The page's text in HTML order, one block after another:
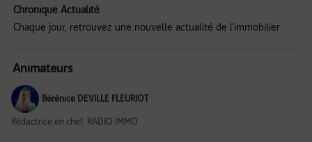
Chronique Actualité
Chaque jour, retrouvez une nouvelle actualité de l'immobilier
Animateurs
Bérénice DEVILLE FLEURIOT
Rédactrice en chef, RADIO IMMO